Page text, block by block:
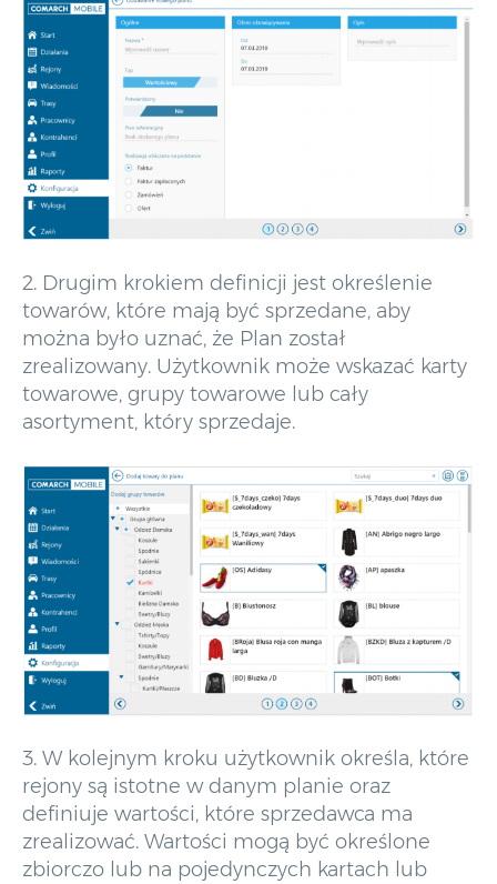
2. Drugim krokiem definicji jest określenie
towarów, które mają być sprzedane, aby
można było uznać, że Plan został
zrealizowany. Użytkownik może wskazać karty
towarowe, grupy towarowe lub cały
asortyment, który sprzedaje.
3. W kolejnym kroku użytkownik określa, które
rejony są istotne w danym planie oraz
definiuje wartości, które sprzedawca ma
zrealizować. Wartości mogą być określone
zbiorczo lub na pojedynczych kartach lub